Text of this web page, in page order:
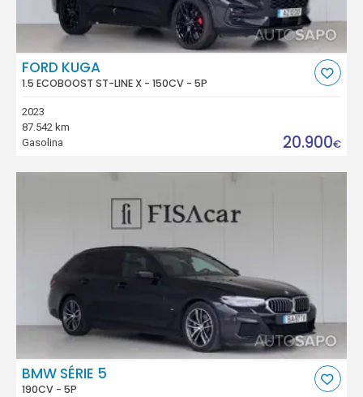
FORD KUGA
1.5 ECOBOOST ST-LINE X - 150CV - 5P
2023
87.542 km
Gasolina
20.900€
BMW SÉRIE 5
190CV - 5P